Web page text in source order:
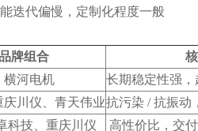
迭代偏慢，定制化程度一般
牌组合
横河电机
长期稳定性强
川仪、青天伟业抗污染 / 抗振动
科技、重庆川仪
高性价比，交